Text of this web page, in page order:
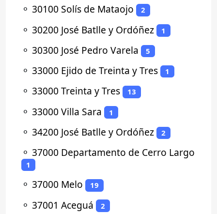
⚬ 30100 Solís de Mataojo 2
⚬ 30200 José Batlle y Ordóñez 1
⚬ 30300 José Pedro Varela 5
⚬ 33000 Ejido de Treinta y Tres 1
⚬ 33000 Treinta y Tres 13
⚬ 33000 Villa Sara 1
⚬ 34200 José Batlle y Ordóñez 2
⚬ 37000 Departamento de Cerro Largo
1
⚬ 37000 Melo 19
⚬ 37001 Aceguá 2